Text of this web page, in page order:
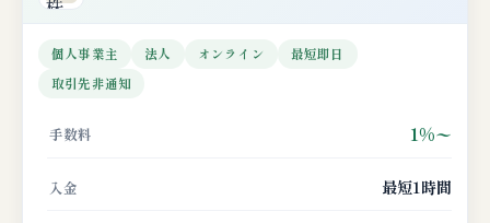
個人事業主 法人 オンライン
最短即日
取引先非通知
手数料 1%〜
入金 最短1時間